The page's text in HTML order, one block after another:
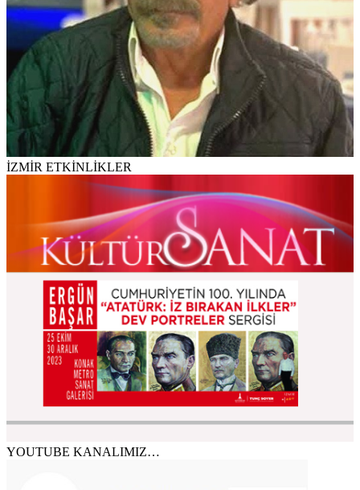
İZMİR ETKİNLİKLER
YOUTUBE KANALIMIZ…